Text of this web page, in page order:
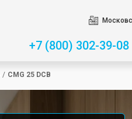
+7 (800) 302-39-08
/ CMG 25 DCB